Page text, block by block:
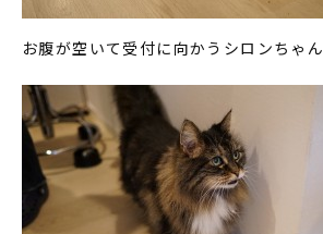
お腹が空いて受付に向かうシロンちゃん